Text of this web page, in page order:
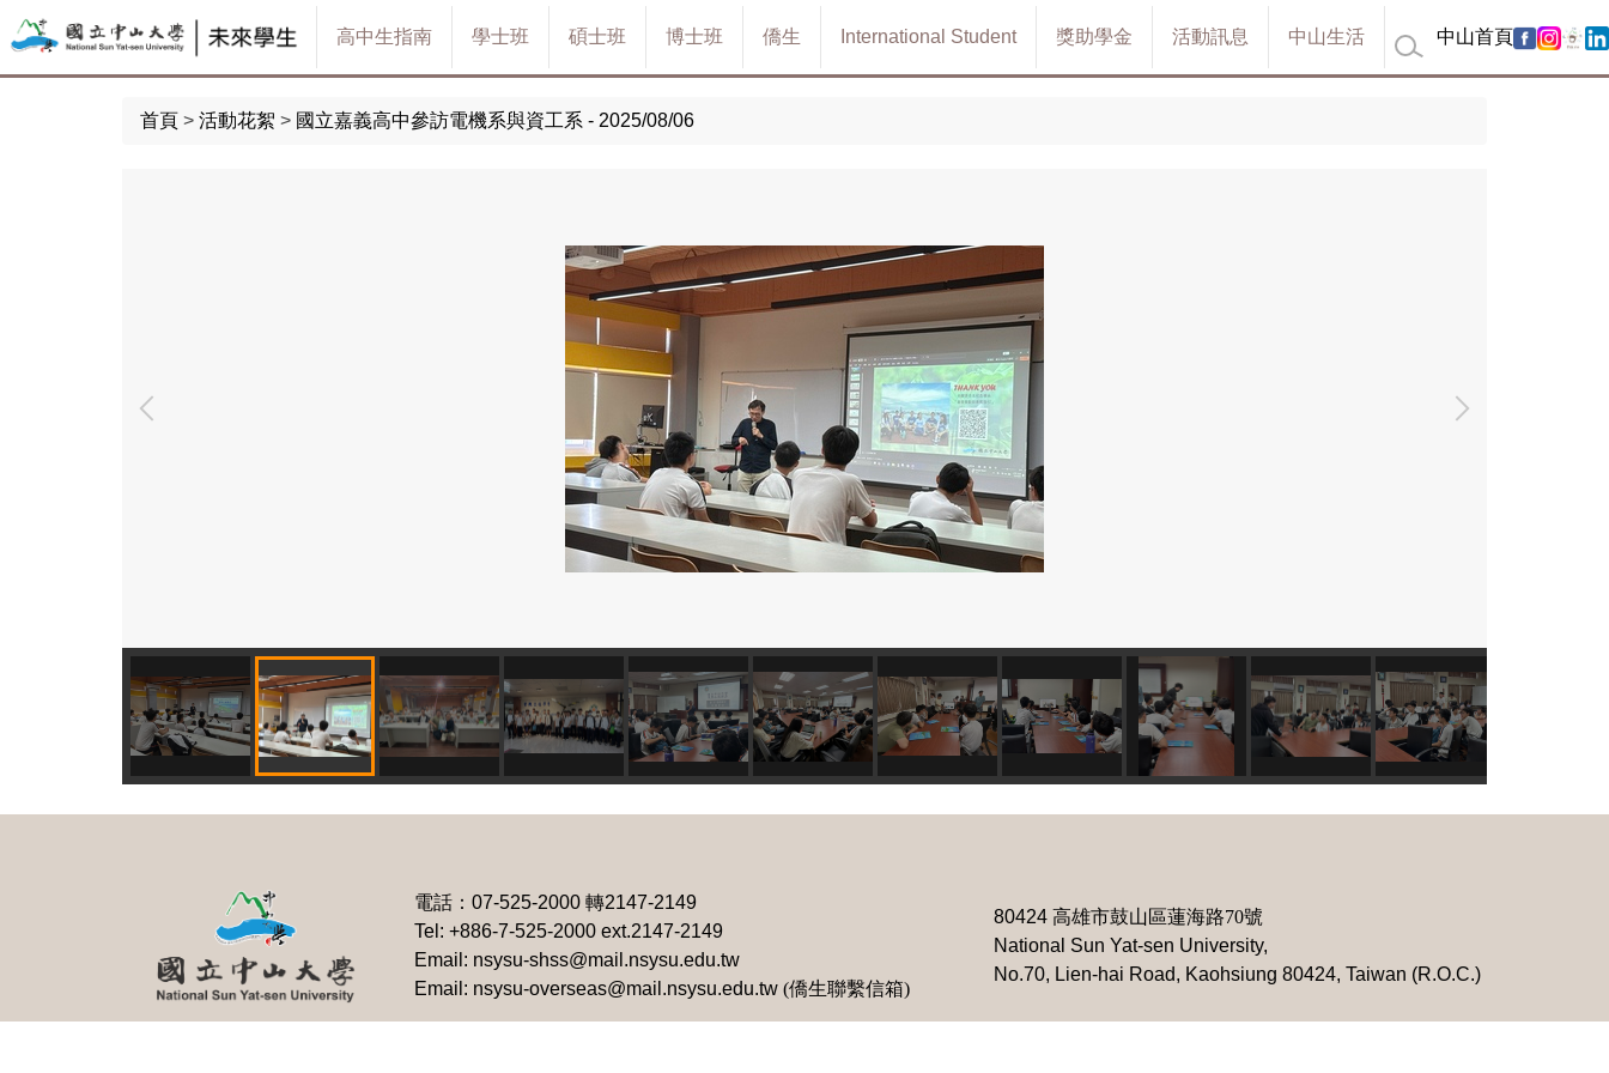
跳
到
主
高中生指南 學士班 碩士班 博士班 僑生 International Student 獎助學金 活動訊息 中山生活 中山首頁
首頁 > 活動花絮 > 國立嘉義高中參訪電機系與資工系 - 2025/08/06
電話： 07-525-2000 轉2147-2149
Tel: +886-7-525-2000 ext.2147-2149
Email: nsysu-shss@mail.nsysu.edu.tw
Email: nsysu-overseas@mail.nsysu.edu.tw (僑生聯繫信箱)
80424 高雄市鼓山區蓮海路70號
National Sun Yat-sen University,
No.70, Lien-hai Road, Kaohsiung 80424, Taiwan (R.O.C.)